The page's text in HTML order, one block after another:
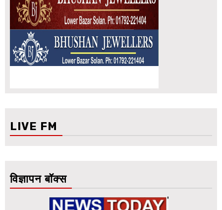
LIVE FM
विज्ञापन बॉक्स